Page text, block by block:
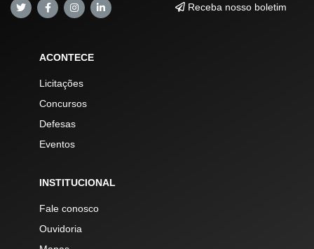
Receba nosso boletim
ACONTECE
Licitações
Concursos
Defesas
Eventos
INSTITUCIONAL
Fale conosco
Ouvidoria